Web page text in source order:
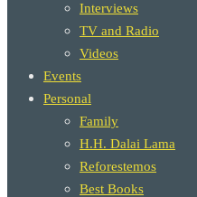
Interviews
TV and Radio
Videos
Events
Personal
Family
H.H. Dalai Lama
Reforestemos
Best Books